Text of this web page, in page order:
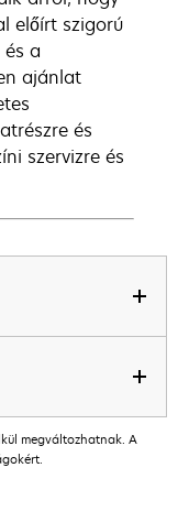
előírt szigorú
a
ajánlat
és
szervizre és
megváltozhatnak. A